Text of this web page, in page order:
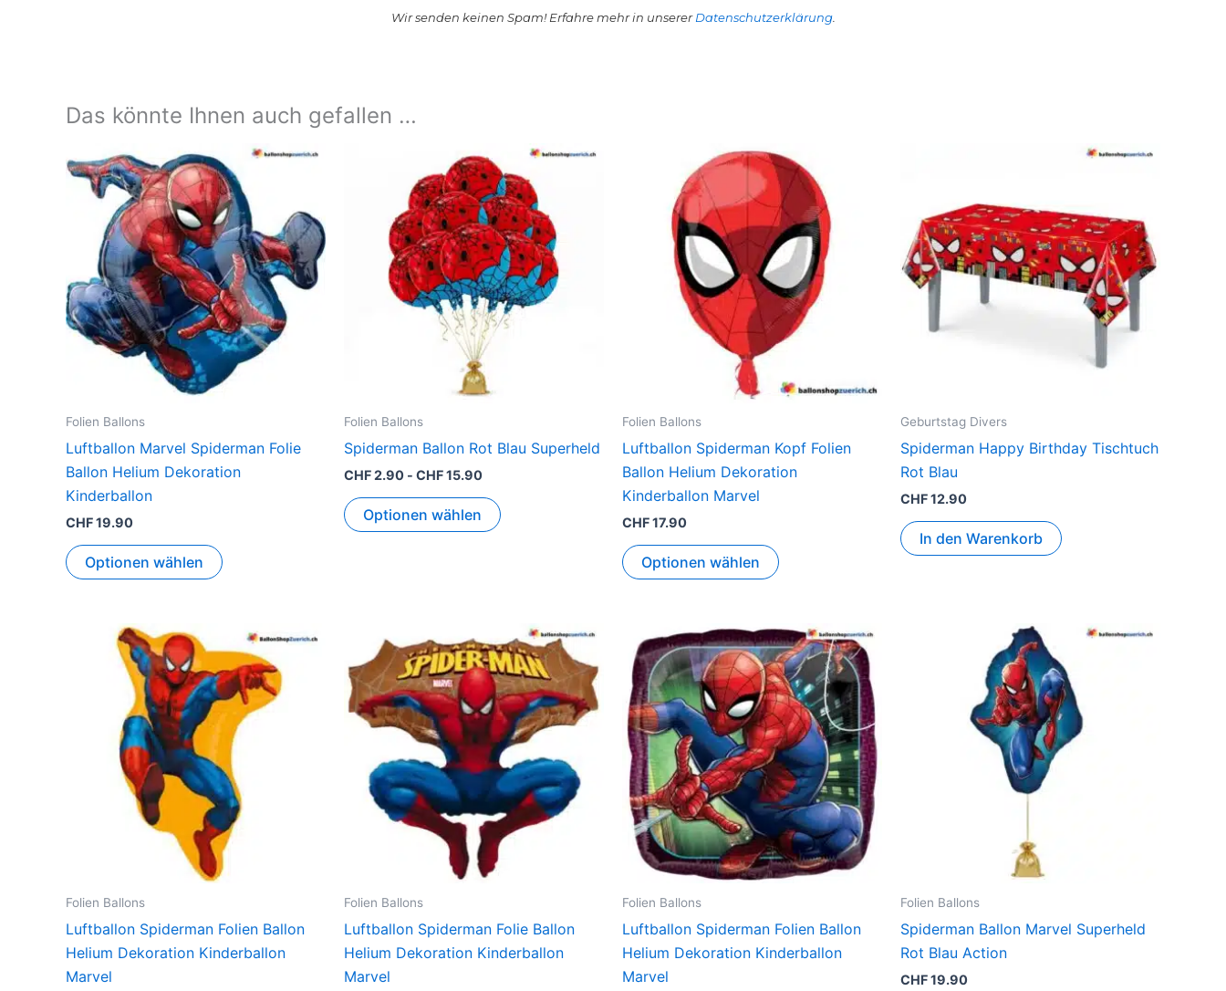
Wir senden keinen Spam! Erfahre mehr in unsererDatenschutzerklärung.
Das könnte Ihnen auch gefallen …
Folien Ballons
Luftballon Marvel Spiderman Folie
Ballon Helium Dekoration
Kinderballon
CHF19.90
Optionen wählen
Folien Ballons
Spiderman Ballon Rot Blau Superheld
CHF2.90 - CHF15.90
Optionen wählen
Folien Ballons
Luftballon Spiderman Kopf Folien
Ballon Helium Dekoration
Kinderballon Marvel
CHF17.90
Optionen wählen
Geburtstag Divers
Spiderman Happy Birthday Tischtuch
Rot Blau
CHF12.90
In den Warenkorb
Folien Ballons
Luftballon Spiderman Folien Ballon
Helium Dekoration Kinderballon
Marvel
Folien Ballons
Luftballon Spiderman Folie Ballon
Helium Dekoration Kinderballon
Marvel
Folien Ballons
Luftballon Spiderman Folien Ballon
Helium Dekoration Kinderballon
Marvel
Folien Ballons
Spiderman Ballon Marvel Superheld
Rot Blau Action
CHF19.90